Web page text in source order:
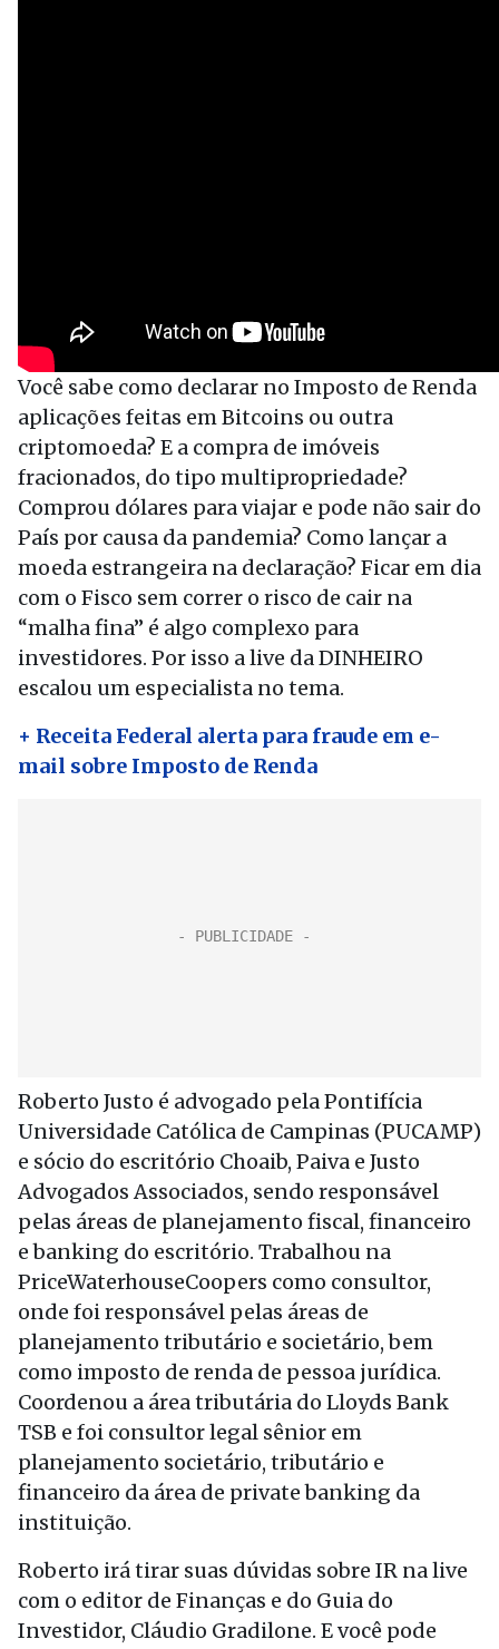
Você sabe como declarar no Imposto de Renda
aplicações feitas em Bitcoins ou outra
criptomoeda? E a compra de imóveis
fracionados, do tipo multipropriedade?
Comprou dólares para viajar e pode não sair do
País por causa da pandemia? Como lançar a
moeda estrangeira na declaração? Ficar em dia
com o Fisco sem correr o risco de cair na
“malha fina” é algo complexo para
investidores. Por isso a live da DINHEIRO
escalou um especialista no tema.
+ Receita Federal alerta para fraude em e-
mail sobre Imposto de Renda
Roberto Justo é advogado pela Pontifícia
Universidade Católica de Campinas (PUCAMP)
e sócio do escritório Choaib, Paiva e Justo
Advogados Associados, sendo responsável
pelas áreas de planejamento fiscal, financeiro
e banking do escritório. Trabalhou na
PriceWaterhouseCoopers como consultor,
onde foi responsável pelas áreas de
planejamento tributário e societário, bem
como imposto de renda de pessoa jurídica.
Coordenou a área tributária do Lloyds Bank
TSB e foi consultor legal sênior em
planejamento societário, tributário e
financeiro da área de private banking da
instituição.
Roberto irá tirar suas dúvidas sobre IR na live
com o editor de Finanças e do Guia do
Investidor, Cláudio Gradilone. E você pode